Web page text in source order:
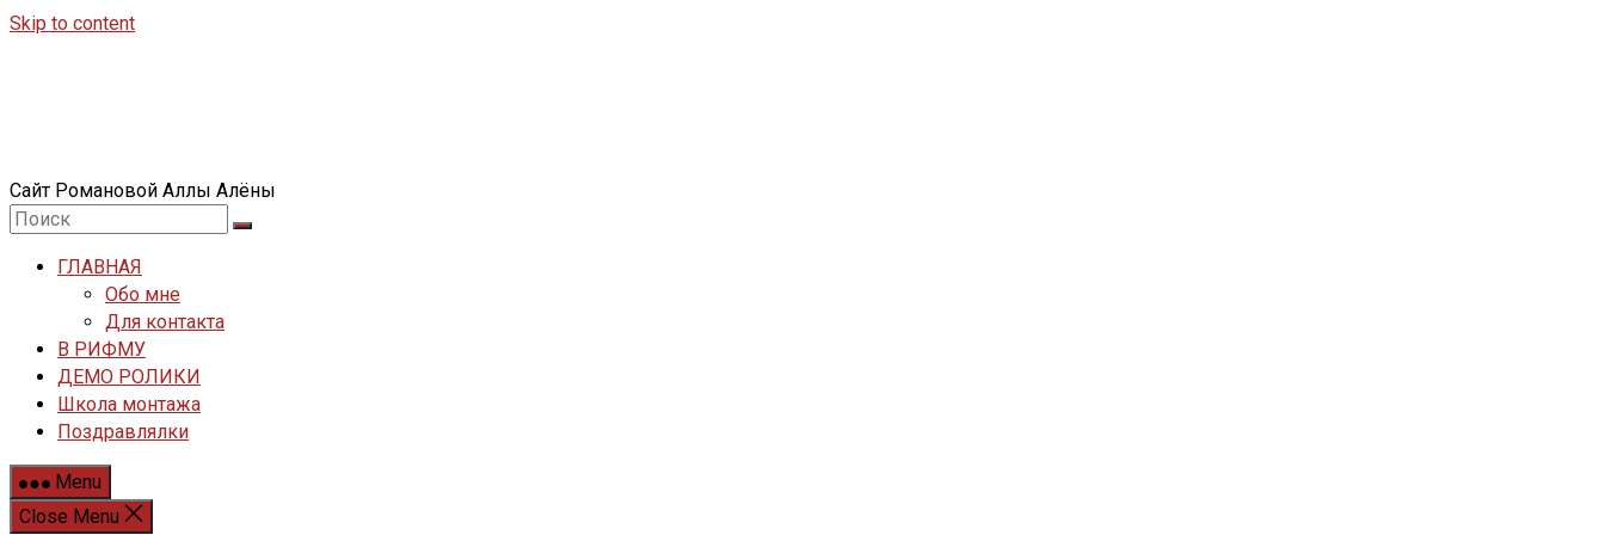
Skip to content
Сайт Романовой Аллы Алёны
ГЛАВНАЯ
Обо мне
Для контакта
В РИФМУ
ДЕМО РОЛИКИ
Школа монтажа
Поздравлялки
Menu
Close Menu